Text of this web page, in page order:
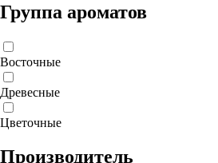
Группа ароматов
Восточные
Древесные
Цветочные
Производитель